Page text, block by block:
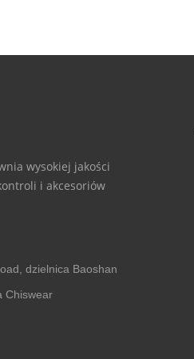
wysokiej jakości
i akcesoriów
dzielnica Baoshan
Chiswear